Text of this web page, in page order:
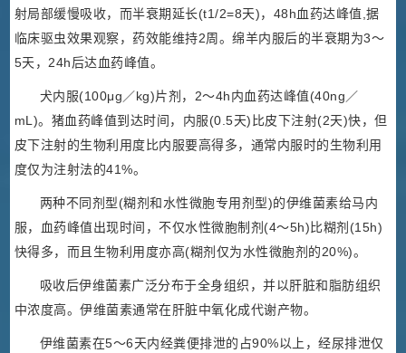
射局部缓慢吸收，而半衰期延长(t1/2=8天)，48h血药达峰值,据
临床驱虫效果观察，药效能维持2周。绵羊内服后的半衰期为3～
5天，24h后达血药峰值。
犬内服(100μg／kg)片剂，2～4h内血药达峰值(40ng／
mL)。猪血药峰值到达时间，内服(0.5天)比皮下注射(2天)快，但
皮下注射的生物利用度比内服要高得多，通常内服时的生物利用
度仅为注射法的41%。
两种不同剂型(糊剂和水性微胞专用剂型)的伊维菌素给马内
服，血药峰值出现时间，不仅水性微胞制剂(4～5h)比糊剂(15h)
快得多，而且生物利用度亦高(糊剂仅为水性微胞剂的20%)。
吸收后伊维菌素广泛分布于全身组织，并以肝脏和脂肪组织
中浓度高。伊维菌素通常在肝脏中氧化成代谢产物。
伊维菌素在5～6天内经粪便排泄的占90%以上，经尿排泄仅